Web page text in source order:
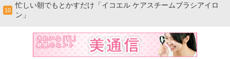
10
忙しい朝でもとかすだけ「イコエル ケアスチームブラシアイロ
ン」